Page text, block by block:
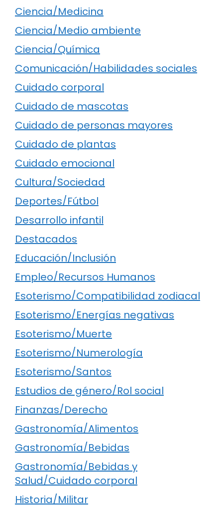
Ciencia/Medicina
Ciencia/Medio ambiente
Ciencia/Química
Comunicación/Habilidades sociales
Cuidado corporal
Cuidado de mascotas
Cuidado de personas mayores
Cuidado de plantas
Cuidado emocional
Cultura/Sociedad
Deportes/Fútbol
Desarrollo infantil
Destacados
Educación/Inclusión
Empleo/Recursos Humanos
Esoterismo/Compatibilidad zodiacal
Esoterismo/Energías negativas
Esoterismo/Muerte
Esoterismo/Numerología
Esoterismo/Santos
Estudios de género/Rol social
Finanzas/Derecho
Gastronomía/Alimentos
Gastronomía/Bebidas
Gastronomía/Bebidas y
Salud/Cuidado corporal
Historia/Militar